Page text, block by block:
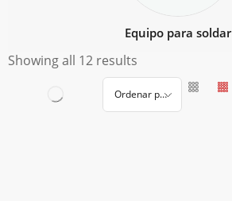
Equipo para soldar
Showing all 12 results